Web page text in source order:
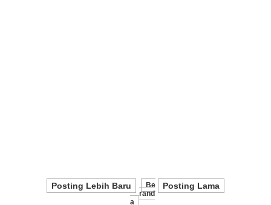
Posting Lebih Baru Posting Lama
Be
Rand
A